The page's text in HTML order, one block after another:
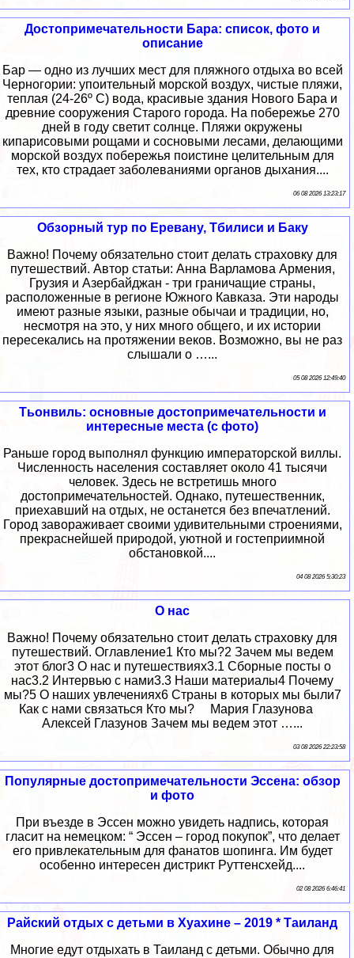
Достопримечательности Бара: список, фото и
описание
Бар — одно из лучших мест для пляжного отдыха во всей
Черногории: упоительный морской воздух, чистые пляжи,
теплая (24-26º С) вода, красивые здания Нового Бара и
древние сооружения Старого города. На побережье 270
дней в году светит солнце. Пляжи окружены
кипарисовыми рощами и сосновыми лесами, делающими
морской воздух побережья поистине целительным для
тех, кто страдает заболеваниями органов дыхания....
06 08 2026 13:23:17
Обзорный тур по Еревану, Тбилиси и Баку
Важно! Почему обязательно стоит делать страховку для
путешествий. Автор статьи: Анна Варламова Армения,
Грузия и Азербайджан - три граничащие страны,
расположенные в регионе Южного Кавказа. Эти народы
имеют разные языки, разные обычаи и традиции, но,
несмотря на это, у них много общего, и их истории
пересекались на протяжении веков. Возможно, вы не раз
слышали о …...
05 08 2026 12:49:40
Тьонвиль: основные достопримечательности и
интересные места (с фото)
Раньше город выполнял функцию императорской виллы.
Численность населения составляет около 41 тысячи
человек. Здесь не встретишь много
достопримечательностей. Однако, путешественник,
приехавший на отдых, не останется без впечатлений.
Город завораживает своими удивительными строениями,
прекраснейшей природой, уютной и гостеприимной
обстановкой....
04 08 2026 5:30:23
О нас
Важно! Почему обязательно стоит делать страховку для
путешествий. Оглавление1 Кто мы?2 Зачем мы ведем
этот блог3 О нас и путешествиях3.1 Сборные посты о
нас3.2 Интервью с нами3.3 Наши материалы4 Почему
мы?5 О наших увлечениях6 Страны в которых мы были7
Как с нами связаться Кто мы? Мария Глазунова
Алексей Глазунов Зачем мы ведем этот …...
03 08 2026 22:23:58
Популярные достопримечательности Эссена: обзор
и фото
При въезде в Эссен можно увидеть надпись, которая
гласит на немецком: “ Эссен – город покупок”, что делает
его привлекательным для фанатов шопинга. Им будет
особенно интересен дистрикт Руттенсхейд....
02 08 2026 6:46:41
Райский отдых с детьми в Хуахине – 2019 * Таиланд
Многие едут отдыхать в Таиланд с детьми. Обычно для